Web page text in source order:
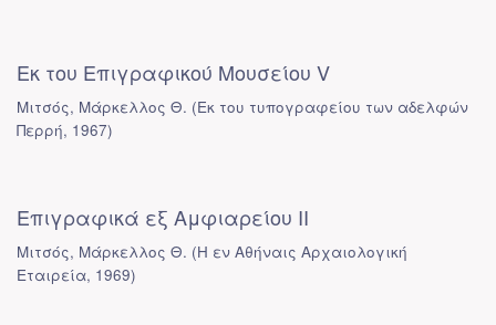
Εκ του Επιγραφικού Μουσείου V
Μιτσός, Μάρκελλος Θ. (Εκ του τυπογραφείου των αδελφών
Περρή, 1967)
Επιγραφικά εξ Αμφιαρείου ΙΙ
Μιτσός, Μάρκελλος Θ. (Η εν Αθήναις Αρχαιολογική
Εταιρεία, 1969)